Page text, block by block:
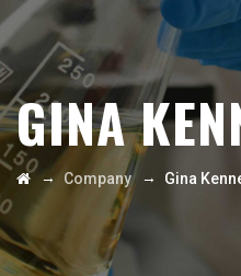
GINA
→ Company→ Gina